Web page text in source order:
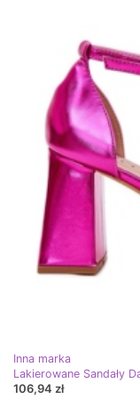
Inna marka
Lakierowane Sandały
106,94 zł